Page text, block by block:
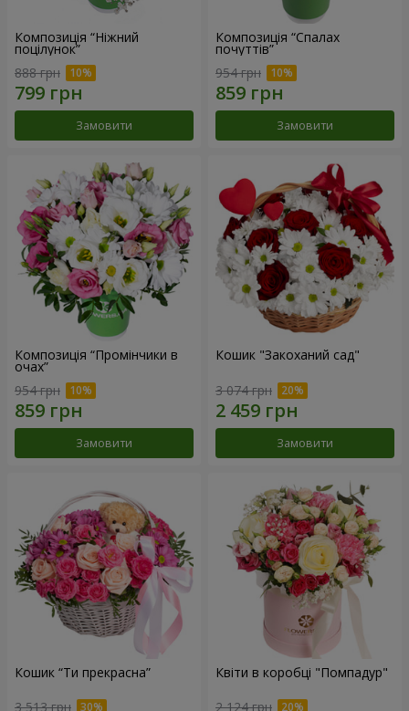
Композиція “Ніжний
поцілунок”
888 грн
Замовити
Композиція “Спалах
почуттів”
954 грн
Замовити
Композиція “Промінчики в
очах”
954 грн
Замовити
Кошик "Закоханий сад"
3 074 грн
Замовити
Кошик “Ти прекрасна”
3 513 грн
Квіти в коробці "Помпадур"
2 124 грн